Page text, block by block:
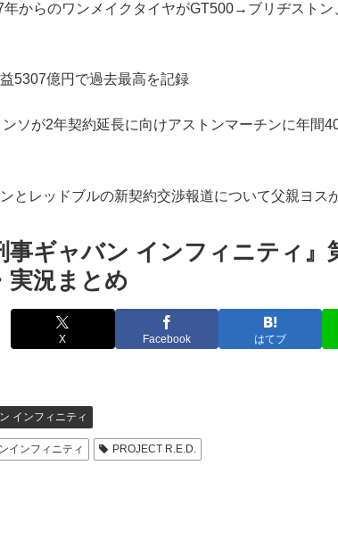
営者に海外が大騒ぎ
で海外が大騒ぎ
る理由がこちら…」→「日本
しい…（ﾌﾞﾙﾌﾞﾙ」＝韓国の反
、お前がナンバーワンだ」 熊
細かい情報まで含めて構成さ
け合いだからなぁ（約100人）
【ぶいありう
「なつありうむ
【艦これ】差
年からのワンメイクタイヤがGT500→ブリヂスト
5307億円で過去最高を記録
ソが2年契約延長に向けアストンマーチンに年間
とレッドブルの新契約交渉報道について父親ヨス
事ギャバン インフィニティ』
実況まとめ
X Facebook はてブ
インフィニティ
インフィニティ PROJECT R.E.D.